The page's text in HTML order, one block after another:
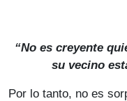
“No es creyente
su vecino
Por lo tanto, no es